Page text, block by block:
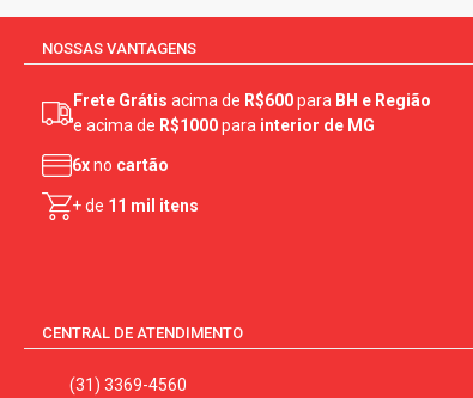
NOSSAS VANTAGENS
Frete Grátis acima de R$600para BH e Região
e acima de R$1000para interior de MG
6xno cartão
+ de 11 mil itens
CENTRAL DE ATENDIMENTO
(31) 3369-4560